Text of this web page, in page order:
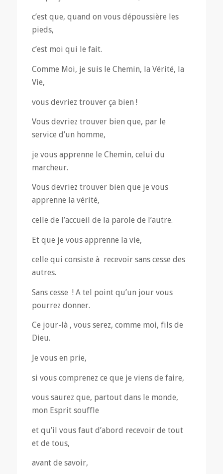
c’est que, quand on vous dépoussière les
pieds,
c’est moi qui le fait.
Comme Moi, je suis le Chemin, la Vérité, la
Vie,
vous devriez trouver ça bien !
Vous devriez trouver bien que, par le
service d’un homme,
je vous apprenne le Chemin, celui du
marcheur.
Vous devriez trouver bien que je vous
apprenne la vérité,
celle de l’accueil de la parole de l’autre.
Et que je vous apprenne la vie,
celle qui consiste à recevoir sans cesse des
autres.
Sans cesse ! A tel point qu’un jour vous
pourrez donner.
Ce jour-là , vous serez, comme moi, fils de
Dieu.
Je vous en prie,
si vous comprenez ce que je viens de faire,
vous saurez que, partout dans le monde,
mon Esprit souffle
et qu’il vous faut d’abord recevoir de tout
et de tous,
avant de savoir,